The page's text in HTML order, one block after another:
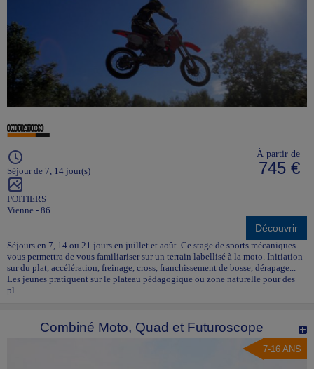
Séjour de 7, 14 jour(s)
POITIERS
Vienne - 86
À partir de
745 €
Découvrir
Séjours en 7, 14 ou 21 jours en juillet et août. Ce stage de sports mécaniques
vous permettra de vous familiariser sur un terrain labellisé à la moto. Initiation
sur du plat, accélération, freinage, cross, franchissement de bosse, dérapage...
Les jeunes pratiquent sur le plateau pédagogique ou zone naturelle pour des
pl...
Combiné Moto, Quad et Futuroscope
7-16 ANS